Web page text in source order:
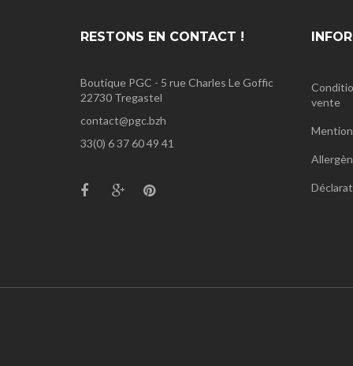
RESTONS EN CONTACT !
Boutique PGC - 5 rue Charles Le Goffic
22730 Tregastel
contact@pgc.bzh
33(0) 6 37 60 49 41
vente